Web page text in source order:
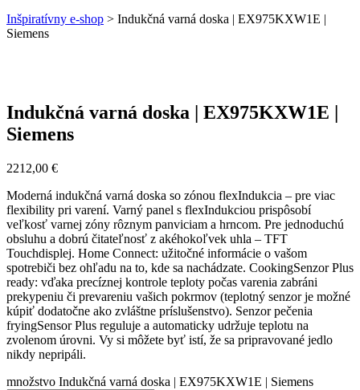
Inšpiratívny e-shop > Indukčná varná doska | EX975KXW1E |
Siemens
Indukčná varná doska | EX975KXW1E |
Siemens
2212,00 €
Moderná indukčná varná doska so zónou flexIndukcia – pre viac
flexibility pri varení. Varný panel s flexIndukciou prispôsobí
veľkosť varnej zóny rôznym panviciam a hrncom. Pre jednoduchú
obsluhu a dobrú čitateľnosť z akéhokoľvek uhla – TFT
Touchdisplej. Home Connect: užitočné informácie o vašom
spotrebiči bez ohľadu na to, kde sa nachádzate. CookingSenzor Plus
ready: vďaka precíznej kontrole teploty počas varenia zabráni
prekypeniu či prevareniu vašich pokrmov (teplotný senzor je možné
kúpiť dodatočne ako zvláštne príslušenstvo). Senzor pečenia
fryingSensor Plus reguluje a automaticky udržuje teplotu na
zvolenom úrovni. Vy si môžete byť istí, že sa pripravované jedlo
nikdy nepripáli.
množstvo Indukčná varná doska | EX975KXW1E | Siemens